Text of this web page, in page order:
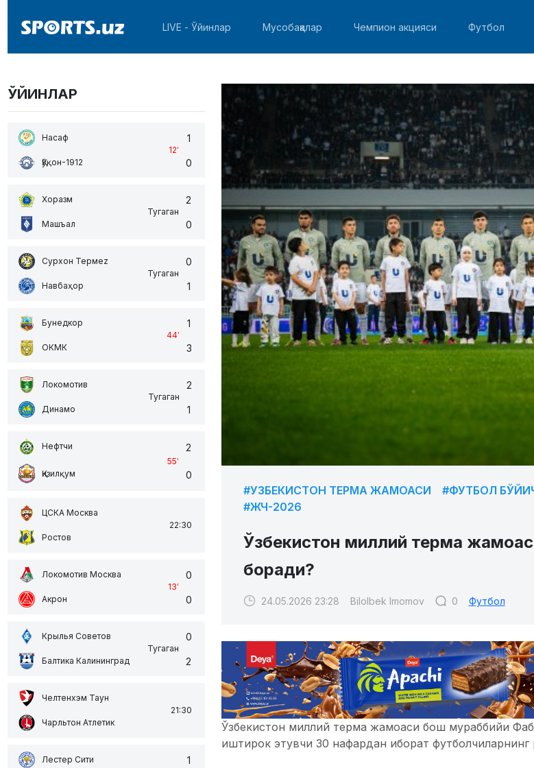
LIVE - Ўйинлар Мусобақалар Чемпион акцияси Футбол
ЎЙИНЛАР
Насаф
Қўқон-1912
12'
1
0
Хоразм
Машъал
Тугаган
2
0
Сурхон Термеz
Навбаҳор
Тугаган
0
1
Бунедкор
ОКМК
44'
1
3
Локомотив
Динамо
Тугаган
2
1
Нефтчи
Қизилқум
55'
2
0
ЦСКА Москва
Ростов
22:30
Локомотив Москва
Акрон
13'
0
0
Крылья Советов
Балтика Калининград
Тугаган
0
2
Челтенхэм Таун
Чарльтон Атлетик
21:30
Лестер Сити 1
#УЗБЕКИСТОН ТЕРМА ЖАМОАСИ
#ФУТБОЛ
#ЖЧ-2026
Ўзбекистон миллий терма
боради?
24.05.2026 23:28 Bilolbek Imomov 0 Футбол
Ўзбекистон миллий терма жамоаси бош мураббийи
иштирок этувчи 30 нафардан иборат